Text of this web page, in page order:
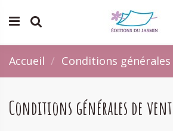
Accueil Conditions
Conditions générales de